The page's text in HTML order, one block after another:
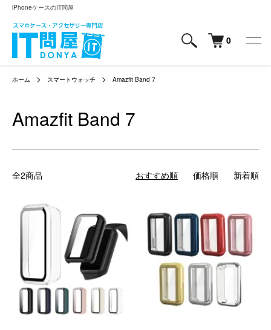
iPhoneケースのIT問屋
0
ホーム スマートウォッチ Amazfit Band 7
Amazfit Band 7
全2商品 おすすめ順 価格順 新着順